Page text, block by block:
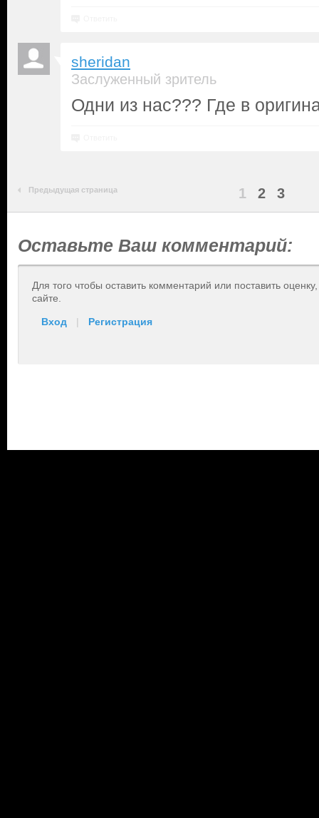
sheridan
Заслуженный зритель
Одни из нас??? Где в
Предыдущая страница 1 2 3
Оставьте Ваш комментарий:
Для того чтобы оставить комментарий или поставить
сайте.
Вход | Регистрация